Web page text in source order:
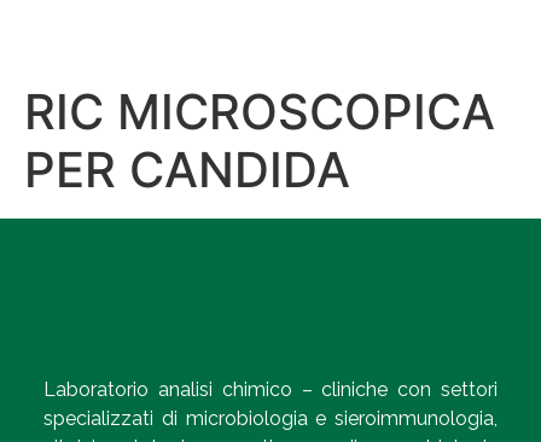
RIC MICROSCOPICA
PER CANDIDA
Laboratorio analisi chimico – cliniche con settori
specializzati di microbiologia e sieroimmunologia,